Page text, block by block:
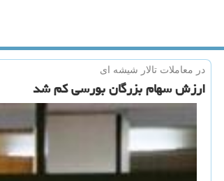
در معاملات تالار شیشه ای
ارزش سهام بزرگان بورسی كم شد